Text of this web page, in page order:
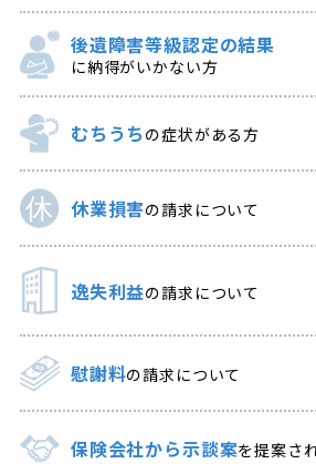
後遺障害等級認定の結果
に納得がいかない方
むちうちの症状がある方
休業損害の請求について
逸失利益の請求について
慰謝料の請求について
保険会社から示談案を提案さ